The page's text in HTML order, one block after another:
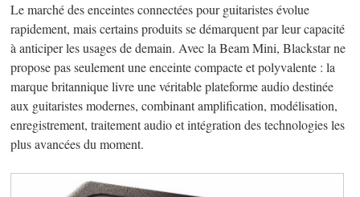
Le marché des enceintes connectées pour guitaristes évolue
rapidement, mais certains produits se démarquent par leur capacité
à anticiper les usages de demain. Avec la Beam Mini, Blackstar ne
propose pas seulement une enceinte compacte et polyvalente : la
marque britannique livre une véritable plateforme audio destinée
aux guitaristes modernes, combinant amplification, modélisation,
enregistrement, traitement audio et intégration des technologies les
plus avancées du moment.